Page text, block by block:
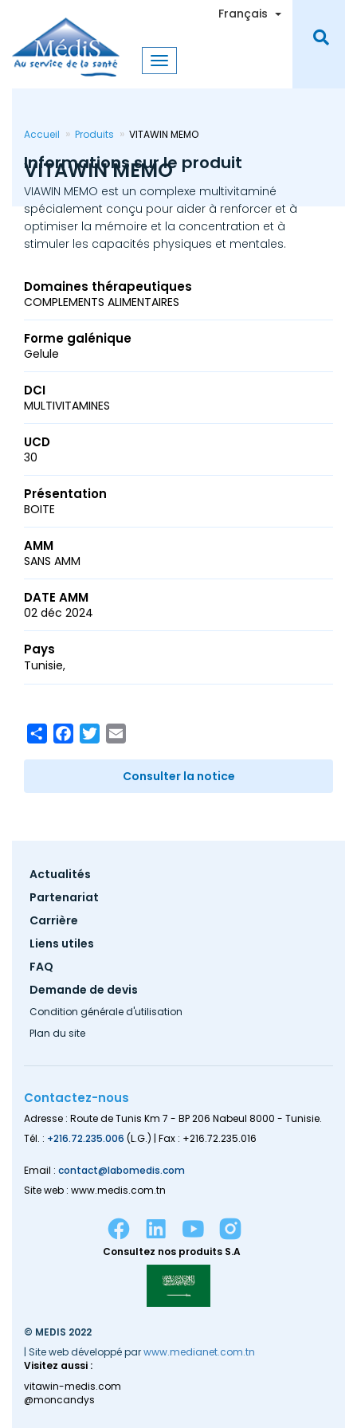
contenu
principal
Français Toggle
Accueil Produits VITAWIN MEMO
VITAWIN MEMO
Informations sur le produit
VIAWIN MEMO est un complexe multivitaminé
spécialement conçu pour aider à renforcer et à
optimiser la mémoire et la concentration et à
stimuler les capacités physiques et mentales.
Domaines thérapeutiques
COMPLEMENTS ALIMENTAIRES
Forme galénique
Gelule
DCI
MULTIVITAMINES
UCD
30
Présentation
BOITE
AMM
SANS AMM
DATE AMM
02 déc 2024
Pays
Tunisie
ShareFacebook
Twitter
Consulter la notice
Footer
Actualités
Partenariat
Carrière
Liens utiles
FAQ
Demande de devis
Condition générale d'utilisation
Plan du site
Contactez-nous
Adresse : Route de Tunis Km 7 - BP 206 Nabeul 8000 - Tunisie.
Tél. : +216.72.235.006 (L.G.) | Fax : +216.72.235.016
Email : contact@labomedis.com
Site web : www.medis.com.tn
Consultez nos produits S.A
© MEDIS 2022
| Site web développé parwww.medianet.com.tn
Visitez aussi :
vitawin-medis.com
@moncandys